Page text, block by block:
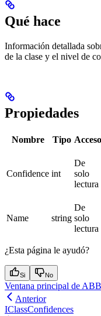
Qué hace
Información detallada
de la clase y el nivel de
Propiedades
Nombre Tipo Acceso
Confidence int
De
solo
lectura
Name string
De
solo
lectura
¿Esta página le ayudó?
Si No
Ventana principal de
Anterior
IClassConfidences